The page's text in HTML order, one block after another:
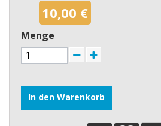
10,00 €
Menge
In den Warenkorb